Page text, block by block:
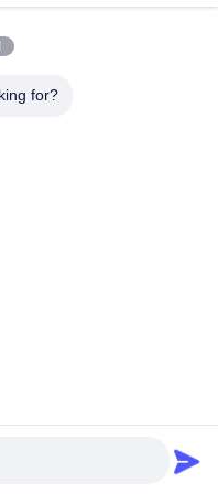
Products Co., Ltd.
Products Co., Ltd. .
δικαιώματα.
for?